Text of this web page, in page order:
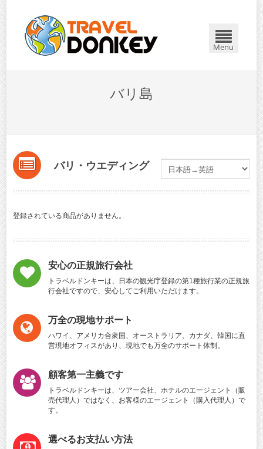
Menu
バリ島
バリ・ウエディング
登録されている商品がありません。
安心の正規旅行会社
トラベルドンキーは、日本の観光庁登録の第1種旅行業の正規旅
行会社ですので、安心してご利用いただけます。
万全の現地サポート
ハワイ、アメリカ合衆国、オーストラリア、カナダ、韓国に直
営現地オフィスがあり、現地でも万全のサポート体制。
顧客第一主義です
トラベルドンキーは、ツアー会社、ホテルのエージェント（販
売代理人）ではなく、お客様のエージェント（購入代理人）で
す。
選べるお支払い方法